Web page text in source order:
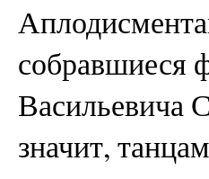
собравшиеся
Васильевича
значит,